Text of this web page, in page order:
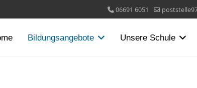
06691 6051
Bildungsangebote Unsere Schule